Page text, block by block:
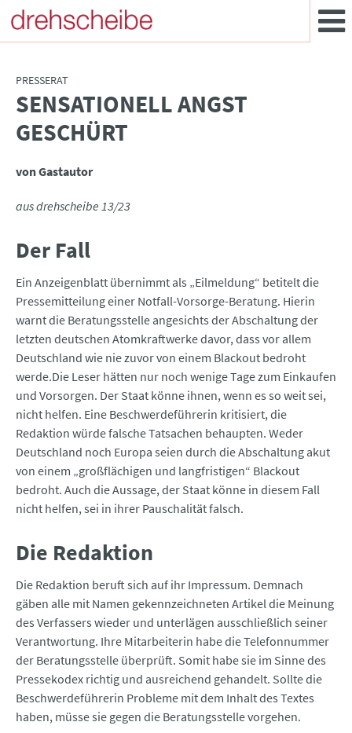
PRESSERAT
:SENSATIONELL ANGST
GESCHÜRT
von Gastautor
aus drehscheibe 13/23
Der Fall
Ein Anzeigenblatt übernimmt als „Eilmeldung“ betitelt die
Pressemitteilung einer Notfall-Vorsorge-Beratung. Hierin
warnt die Beratungsstelle angesichts der Abschaltung der
letzten deutschen Atomkraftwerke davor, dass vor allem
Deutschland wie nie zuvor von einem Blackout bedroht
werde.Die Leser hätten nur noch wenige Tage zum Einkaufen
und Vorsorgen. Der Staat könne ihnen, wenn es so weit sei,
nicht helfen. Eine Beschwerdeführerin kritisiert, die
Redaktion würde falsche Tatsachen behaupten. Weder
Deutschland noch Europa seien durch die Abschaltung akut
von einem „großflächigen und langfristigen“ Blackout
bedroht. Auch die Aussage, der Staat könne in diesem Fall
nicht helfen, sei in ihrer Pauschalität falsch.
Die Redaktion
Die Redaktion beruft sich auf ihr Impressum. Demnach
gäben alle mit Namen gekennzeichneten Artikel die Meinung
des Verfassers wieder und unterlägen ausschließlich seiner
Verantwortung. Ihre Mitarbeiterin habe die Telefonnummer
der Beratungsstelle überprüft. Somit habe sie im Sinne des
Pressekodex richtig und ausreichend gehandelt. Sollte die
Beschwerdeführerin Pro­bleme mit dem Inhalt des Textes
haben, müsse sie gegen die Beratungsstelle vorgehen.